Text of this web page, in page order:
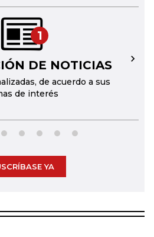
1
DE NOTICIAS
de acuerdo a sus
de interés
→
YA